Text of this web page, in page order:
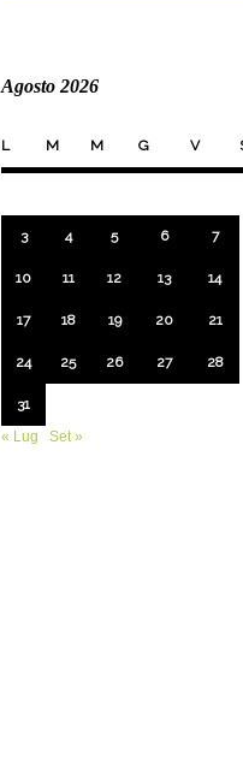
Agosto 2026
L M M G V
3 4 5 6 7
10 11 12 13 14
17 18 19 20 21
24 25 26 27 28
31
« Lug
Set »